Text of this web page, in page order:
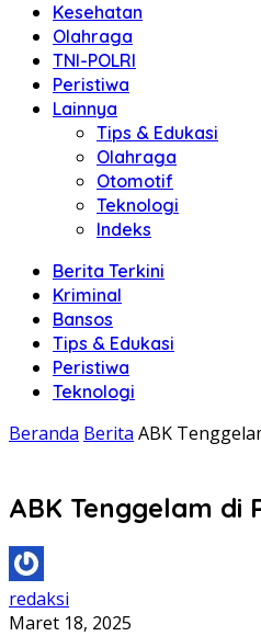
Kesehatan
Olahraga
TNI-POLRI
Peristiwa
Lainnya
Tips & Edukasi
Olahraga
Otomotif
Teknologi
Indeks
Berita Terkini
Kriminal
Bansos
Tips & Edukasi
Peristiwa
Teknologi
Beranda Berita ABK
ABK Tenggelam
redaksi
Maret 18, 2025